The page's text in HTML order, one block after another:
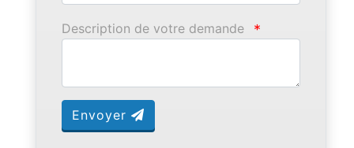
Description de votre demande *
Envoyer